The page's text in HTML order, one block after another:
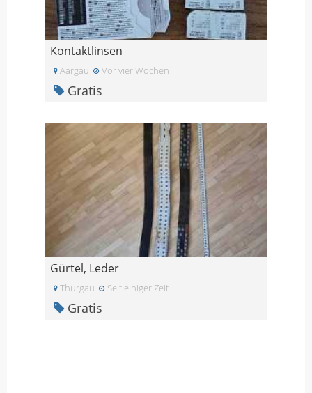
Kontaktlinsen
Aargau Vor vier Wochen
Gratis
Gürtel, Leder
Thurgau Seit einiger Zeit
Gratis